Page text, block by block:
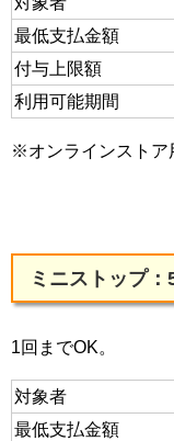
最低支払金額
付与上限額
利用可能期間
※オンラインストア
ミニストップ：
1回までOK。
対象者
最低支払金額